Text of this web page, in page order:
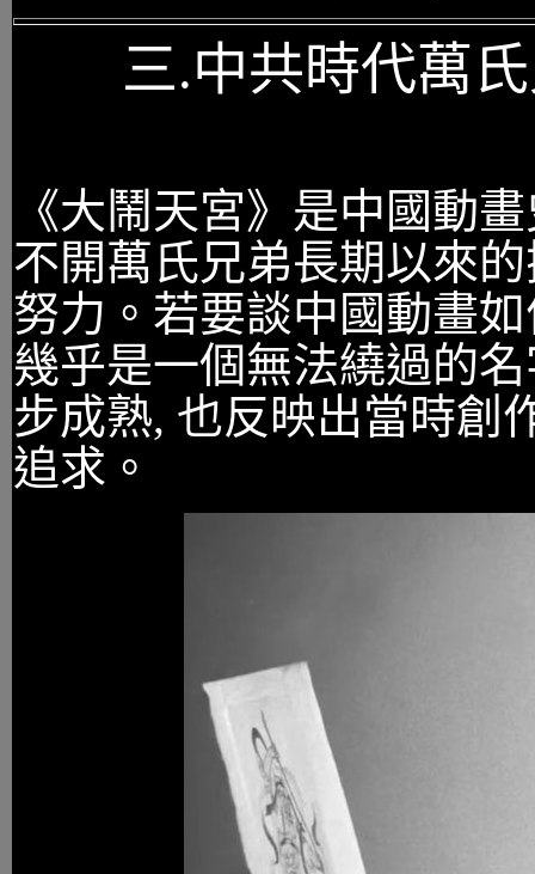
三.中共時代萬
《大鬧天宮》是中國動
不開萬氏兄弟長期以來
努力。若要談中國動畫
幾乎是一個無法繞過的
步成熟, 也反映出當時創
追求。